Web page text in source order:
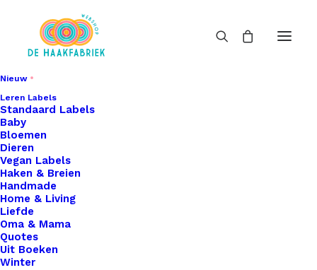
Nieuw
Leren Labels
Standaard Labels
Baby
Bloemen
Dieren
Vegan Labels
Haken & Breien
Handmade
Home & Living
Liefde
Oma & Mama
Quotes
Uit Boeken
Winter